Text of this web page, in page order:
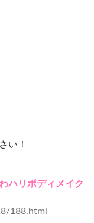
い！
ハリボディメイク
188.html